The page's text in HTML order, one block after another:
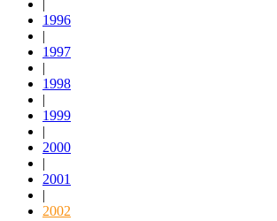
|
1996
|
1997
|
1998
|
1999
|
2000
|
2001
|
2002